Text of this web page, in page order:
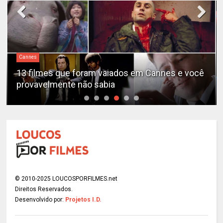
Cannes
13 filmes que foram vaiados em Cannes e você
provavelmente não sabia
© 2010-2025 LOUCOSPORFILMES.net
Direitos Reservados.
Desenvolvido por: Projetos I.D.